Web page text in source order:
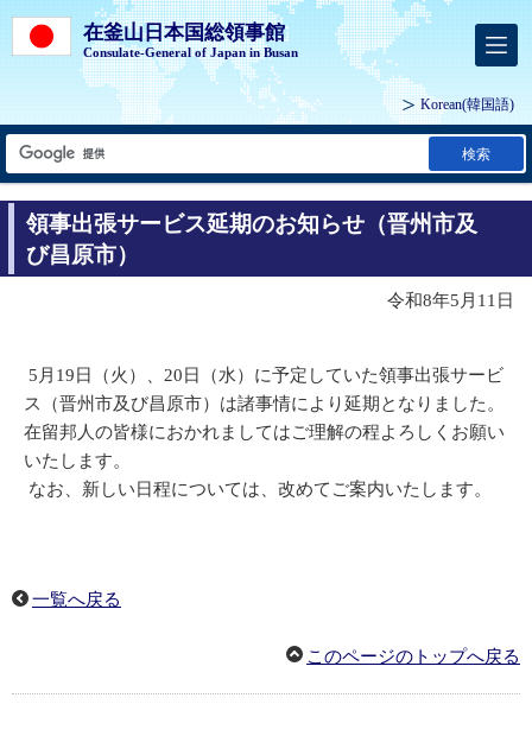
在釜山日本国総領事館
Consulate-General of Japan in Busan
Korean(韓国語)
検索
領事出張サービス延期のお知らせ（晋州市及
び昌原市）
令和8年5月11日
5月19日（火）、20日（水）に予定していた領事出張サービ
ス（晋州市及び昌原市）は諸事情により延期となりました。
在留邦人の皆様におかれましてはご理解の程よろしくお願い
いたします。
なお、新しい日程については、改めてご案内いたします。
一覧へ戻る
このページのトップへ戻る